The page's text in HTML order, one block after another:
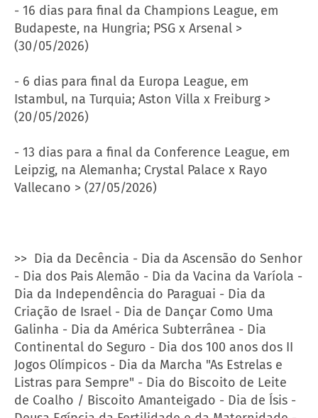
- 16 dias para final da Champions League, em
Budapeste, na Hungria; PSG x Arsenal >
(30/05/2026)
- 6 dias para final da Europa League, em
Istambul, na Turquia; Aston Villa x Freiburg >
(20/05/2026)
- 13 dias para a final da Conference League, em
Leipzig, na Alemanha; Crystal Palace x Rayo
Vallecano > (27/05/2026)
>> Dia da Decência - Dia da Ascensão do Senhor
- Dia dos Pais Alemão - Dia da Vacina da Varíola -
Dia da Independência do Paraguai - Dia da
Criação de Israel - Dia de Dançar Como Uma
Galinha - Dia da América Subterrânea - Dia
Continental do Seguro - Dia dos 100 anos dos II
Jogos Olímpicos - Dia da Marcha "As Estrelas e
Listras para Sempre" - Dia do Biscoito de Leite
de Coalho / Biscoito Amanteigado - Dia de Ísis -